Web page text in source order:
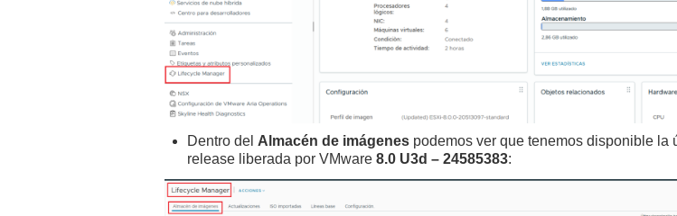
Dentro del Almacén de imágenes podemos ver que tenemos disponible la
release liberada por VMware 8.0 U3d – 24585383: